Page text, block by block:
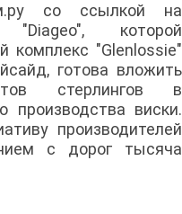
со ссылкой на
"Diageo", которой
комплекс "Glenlossie"
готова вложить
стерлингов в
производства виски.
производителей
с дорог тысяча